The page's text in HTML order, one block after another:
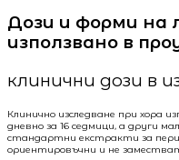
Дози и форми на
използвано в
клинични дози в
Клинично изследване при хора
дневно за 16 седмици, а други
стандартни екстракти за
ориентировъчни и не